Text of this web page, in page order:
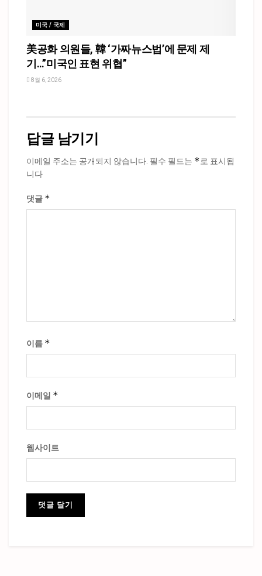
미국 / 국제
美공화 의원들, 韓 ‘가짜뉴스법’에 문제 제
기…”미국인 표현 위협”
8월 6, 2026
답글 남기기
이메일 주소는 공개되지 않습니다. 필수 필드는 *로 표시됩
니다
댓글 *
이름 *
이메일 *
웹사이트